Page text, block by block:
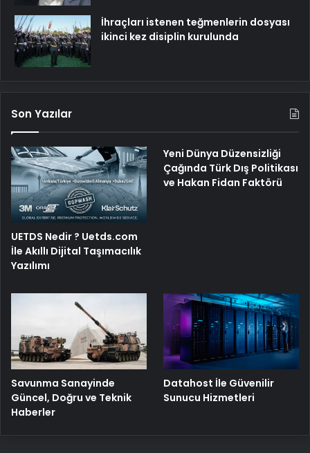
İhraçları istenen teğmenlerin dosyası
ikinci kez disiplin kurulunda
Son Yazılar
UETDS Nedir ? Uetds.com
İle Akıllı Dijital Taşımacılık
Yazılımı
Yeni Dünya Düzensizliği
Çağında Türk Dış Politikası
ve Hakan Fidan Faktörü
Savunma Sanayinde
Güncel, Doğru ve Teknik
Haberler
Datahost İle Güvenilir
Sunucu Hizmetleri